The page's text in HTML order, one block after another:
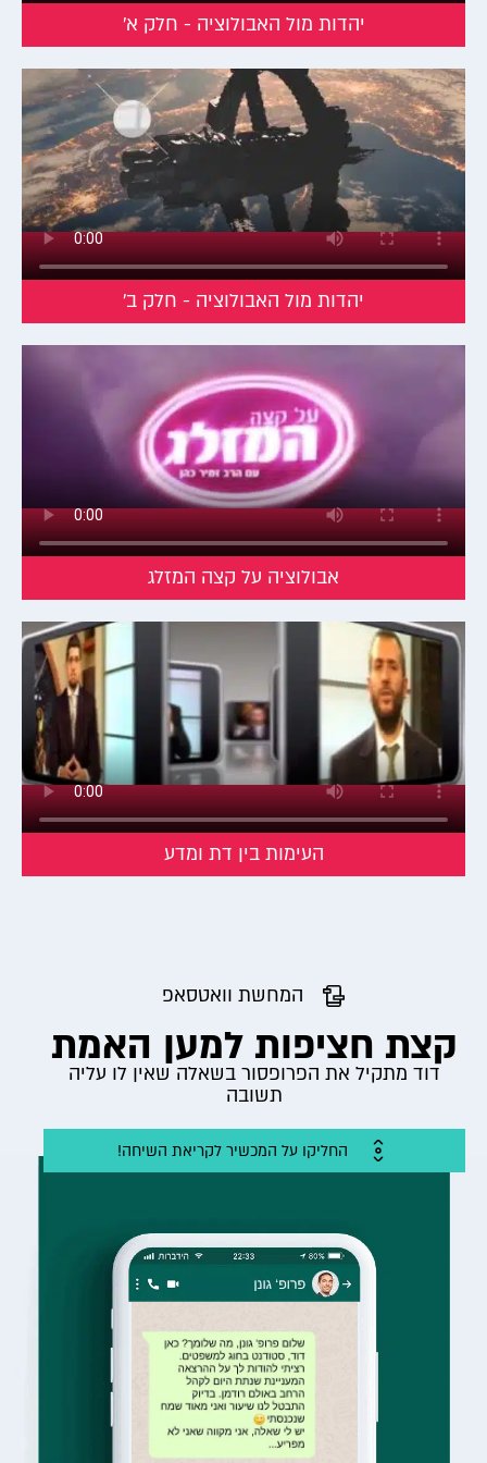
על פי היהדות, העולם לא נברא במקרה, אלא על פי רצון עליון שלא רק
ברא אותו אלא גם משגיח עליו ומנהל אותו. הטענה שהעולם הוא
תוצאה של אקראיות גמורה היא בלתי מתקבלת על הדעת מבחינה
יהודית. אך לא צריך להיות אדם דתי בשביל לראות זאת: על פי " החוק
השני של התרמודינמיקה",חוק פיזיקלי מפורסם, אי הסדר (אנטרופיה)
של היקום שואף למקסימום. כפי שאנו רואים במו עינינו, קל הרבה יותר
להרוס מאשר לבנות. כדי לבנות בניין עם סדר מסוים צריך להשקיע עמל
רב של שנים, תכנון מדוקדק והשקעה מרובה; ואילו החרבתו מתרחשת
בשנייה אחת, בלחיצת כפתור, כשרק עיי חורבות נותרים אחריו.
עוד לא נולד הפיצוץ שיצר מבנה בעל משמעות… כל אלמנט בעולמנו,
החל מעיפרון ועד לוויין, הוא תוצאה של תכנון מוקפד. ההנחה שתהליך
היצירה של הטבע עצמו יהיה מנוגד לחוק השני שלהתרמודינמיקה–
אינה מתיישבת עם המציאות.
האם אפשר ליישב בין התאוריה המדעית לתפיסת התורה?
האמיתות המדעיות משתנות עם הזמן. פעם חשבו שהעולם שטוח,
והיום אנו יודעים שהוא עגול; פעם חשבו שהעולם קדמון, ורק מאות
שנים לאחר מכן התקבלה הדעה שהוא נברא באירוע קוסמי חד פעמי.
האבולוציה היא התיאוריה המועדפת על המדעניםכיום
, אבל על פי
ההיסטוריה המדעית זהו רק עניין של זמן עד שגם היא תוחלף בתיאוריה
טובה יותר.
בעידן שלנו, ככל שהמדענים מגיעים להישגים גבוהים יותר, כך מתגלים
יותר ויותר ממצאים שאין ביכולתם להסביר. בתחומים לא מעטים המדע
נאלץ לפנות לכיוונים פילוסופיים כדי להסביר את התאוריות המדעיות
החדשות.
האנושות מתקדמת להבנה שיש רק חכמה אחת, אלוהית, המאחדת בין
כל התופעות בעולם. ייתכן שבמקום להדגיש את הניגוד שבין מדע
לתורה, עלינו למצוא את המקום שבו חכמת התורה האינסופית מאירה
את הגילויים המדעיים, ומספקת להם הסבר עליון יותר מזה הנגלה מהם
יהדות מול האבולוציה - חלק א'
יהדות מול האבולוציה - חלק ב'
אבולוציה על קצה המזלג
העימות בין דת ומדע
המחשת וואטסאפ
קצת חציפות למען האמת
דוד מתקיל את הפרופסור בשאלה שאין לו עליה
תשובה
החליקו על המכשיר לקריאת השיחה!